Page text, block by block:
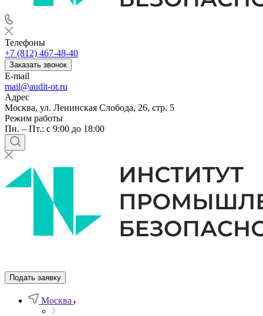
Телефоны
+7 (812) 467-48-40
Заказать звонок
E-mail
mail@audit-ot.ru
Адрес
Москва, ул. Ленинская Слобода, 26, стр. 5
Режим работы
Пн. – Пт.: с 9:00 до 18:00
Подать заявку
Москва